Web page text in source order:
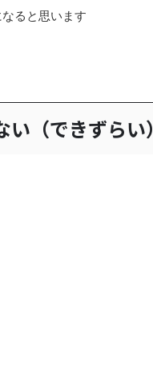
ると思います
（できずらい）